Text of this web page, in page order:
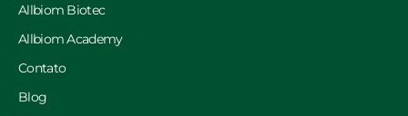
Allbiom Biotec
Allbiom Academy
Contato
Blog